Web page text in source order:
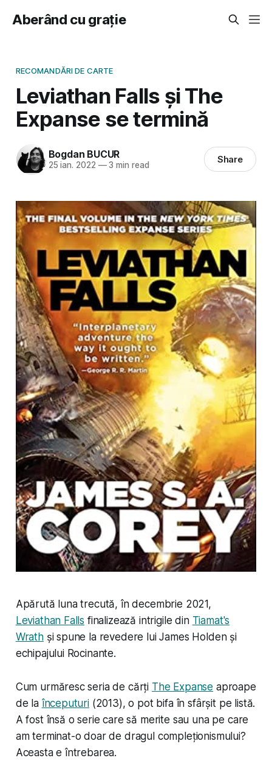
Aberând cu grație
RECOMANDĂRI DE CARTE
Leviathan Falls și The
Expanse se termină
Bogdan BUCUR
25 ian. 2022 —3 min read Share
Apărută luna trecută, în decembrie 2021,
Leviathan Falls finalizează intrigile din Tiamat's
Wrathși spune la revedere lui James Holden și
echipajului Rocinante.
Cum urmăresc seria de cărți The Expanse aproape
de la începuturi (2013), o pot bifa în sfârșit pe listă.
A fost însă o serie care să merite sau una pe care
am terminat-o doar de dragul compleționismului?
Aceasta e întrebarea.